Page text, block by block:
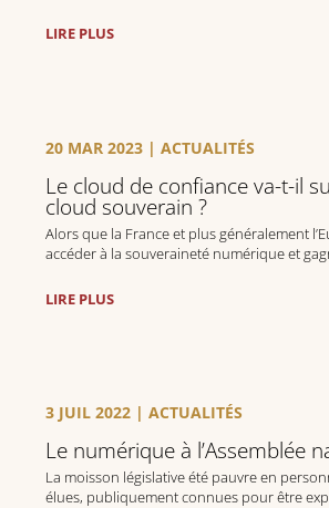
LIRE PLUS
Le cloud de confiance va-t-il
cloud souverain ?
20 MAR 2023 |ACTUALITÉS
Alors que la France et plus généralement
accéder à la souveraineté numérique et
notamment à la puissance économique et
LIRE PLUS
Le numérique à l’Assemblée
3 JUIL 2022 |ACTUALITÉS
La moisson législative été pauvre en
élues, publiquement connues pour être